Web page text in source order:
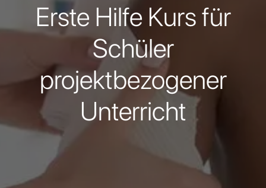
Erste Hilfe Kurs für
Schüler
projektbezogener
Unterricht